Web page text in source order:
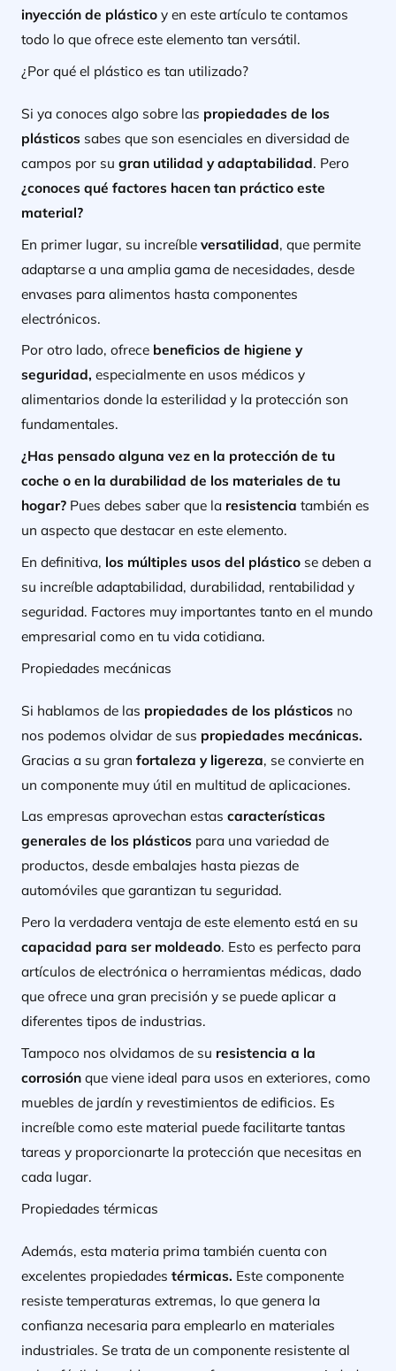
inyección de plástico y en este artículo te contamos
todo lo que ofrece este elemento tan versátil.
¿Por qué el plástico es tan utilizado?
Si ya conoces algo sobre las propiedades de los
plásticossabes que son esenciales en diversidad de
campos porsu gran utilidad y adaptabilidad. Pero
¿conoces qué factores hacen tan práctico este
material?
En primer lugar, su increíble versatilidad, que permite
adaptarse a una amplia gama de necesidades, desde
envases para alimentos hasta componentes
electrónicos.
Por otro lado, ofrecebeneficios de higiene y
seguridad, especialmente en usos médicos y
alimentarios donde la esterilidad y la protección son
fundamentales.
¿Has pensado alguna vez en la protección de tu
coche o en la durabilidad de los materiales de tu
hogar?Pues debes saber que laresistencia también es
un aspecto que destacar en este elemento.
En definitiva, los múltiples usos del plástico se deben a
su increíble adaptabilidad, durabilidad, rentabilidad y
seguridad. Factores muy importantes tanto en el mundo
empresarial como en tu vida cotidiana.
Propiedades mecánicas
Si hablamos de las propiedades de los plásticos no
nos podemos olvidar de sus propiedades mecánicas.
Gracias a su gran fortaleza y ligereza, se convierte en
un componente muy útil en multitud de aplicaciones.
Las empresas aprovechan estas características
generales de los plásticos para una variedad de
productos, desde embalajes hasta piezas de
automóviles que garantizan tu seguridad.
Pero la verdadera ventaja de este elemento está en su
capacidad para ser moldeado. Esto es perfecto para
artículos de electrónica o herramientas médicas, dado
que ofrece una gran precisión y se puede aplicar a
diferentes tipos de industrias.
Tampoco nos olvidamos de su resistencia a la
corrosiónque viene ideal para usos en exteriores, como
muebles de jardín y revestimientos de edificios. Es
increíble como este material puede facilitarte tantas
tareas y proporcionarte la protección que necesitas en
cada lugar.
Propiedades térmicas
Además, esta materia prima también cuenta con
excelentes propiedades térmicas. Este componente
resiste temperaturas extremas, lo que genera la
confianza necesaria para emplearlo en materiales
industriales. Se trata de un componente resistente al